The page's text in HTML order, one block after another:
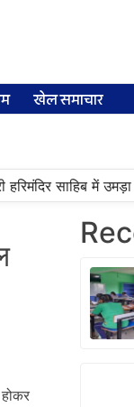
खेल समाचार
साहिब में उमड़ा